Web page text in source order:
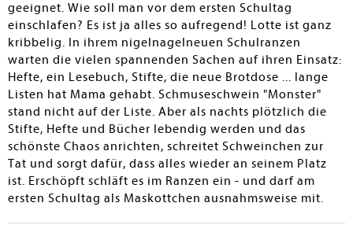
Birgit Karnbach
geeignet. Wie soll man vor dem ersten Schultag
einschlafen? Es ist ja alles so aufregend! Lotte ist ganz
kribbelig. In ihrem nigelnagelneuen Schulranzen
warten die vielen spannenden Sachen auf ihren Einsatz:
Hefte, ein Lesebuch, Stifte, die neue Brotdose ... lange
Listen hat Mama gehabt. Schmuseschwein "Monster"
stand nicht auf der Liste. Aber als nachts plötzlich die
Stifte, Hefte und Bücher lebendig werden und das
schönste Chaos anrichten, schreitet Schweinchen zur
Tat und sorgt dafür, dass alles wieder an seinem Platz
ist. Erschöpft schläft es im Ranzen ein - und darf am
ersten Schultag als Maskottchen ausnahmsweise mit.